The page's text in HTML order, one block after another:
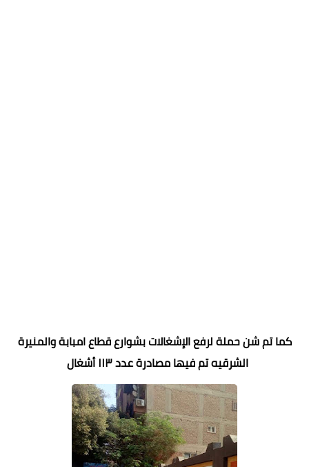
كما تم شن حملة لرفع الإشغالات بشوارع قطاع امبابة والمنيرة
الشرقيه تم فيها مصادرة عدد ١١٣ أشغال